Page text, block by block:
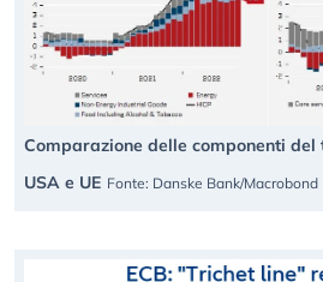
Comparazione delle componenti
USA e UE Fonte: Danske Bank/Macrobond